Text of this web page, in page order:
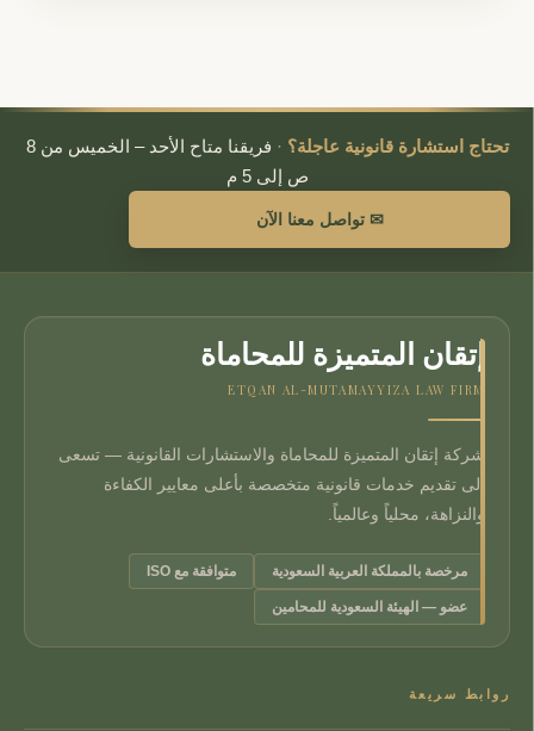
تحتاج استشارة قانونية عاجلة؟ ·
فريقنا متاح الأحد – الخميس من 8
ص إلى 5 م
✉ تواصل معنا الآن
إتقان المتميزة للمحاماة
ETQAN AL-MUTAMAYYIZA LAW FIRM
شركة إتقان المتميزة للمحاماة والاستشارات القانونية — تسعى
إلى تقديم خدمات قانونية متخصصة بأعلى معايير الكفاءة
والنزاهة، محلياً وعالمياً.
مرخصة بالمملكة العربية السعودية متوافقة مع ISO
عضو — الهيئة السعودية للمحامين
روابط سريعة